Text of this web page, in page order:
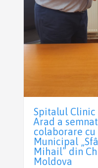
Spitalul Clinic
Arad a
colaborare
Municipal
Mihail” din
Moldova